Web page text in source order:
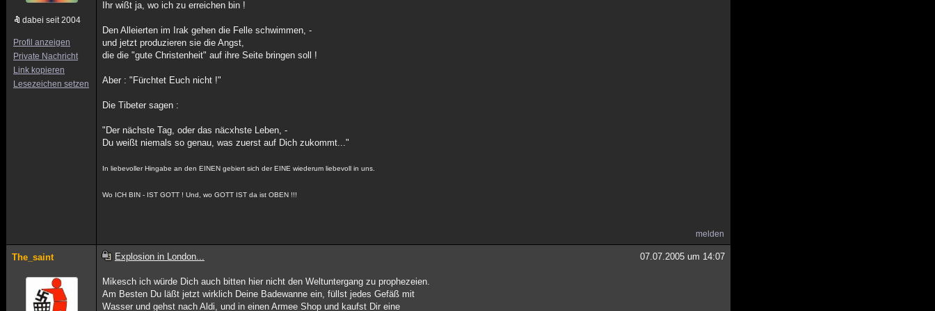
dabei seit 2004
Profil anzeigen
Private Nachricht
Link kopieren
Lesezeichen setzen
Ihr wißt ja, wo ich zu erreichen bin !
Den Alleierten im Irak gehen die Felle schwimmen, -
und jetzt produzieren sie die Angst,
die die "gute Christenheit" auf ihre Seite bringen soll !
Aber : "Fürchtet Euch nicht !"
Die Tibeter sagen :
"Der nächste Tag, oder das näcxhste Leben, -
Du weißt niemals so genau, was zuerst auf Dich zukommt..."
In liebevoller Hingabe an den EINEN gebiert sich der EINE wiederum liebevoll in uns.
Wo ICH BIN - IST GOTT ! Und, wo GOTT IST da ist OBEN !!!
melden
The_saint Explosion in London... 07.07.2005 um 14:07
Mikesch ich würde Dich auch bitten hier nicht den Weltuntergang zu prophezeien.
Am Besten Du läßt jetzt wirklich Deine Badewanne ein, füllst jedes Gefäß mit
Wasser und gehst nach Aldi, und in einen Armee Shop und kaufst Dir eine